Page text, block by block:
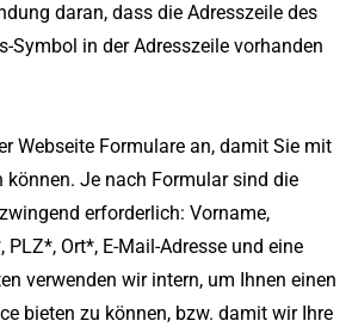
daran, dass die Adresszeile des
Symbol in der Adresszeile vorhanden
Webseite Formulare an, damit Sie mit
können. Je nach Formular sind die
erforderlich: Vorname,
PLZ*, Ort*, E-Mail-Adresse und eine
verwenden wir intern, um Ihnen einen
bieten zu können, bzw. damit wir Ihre